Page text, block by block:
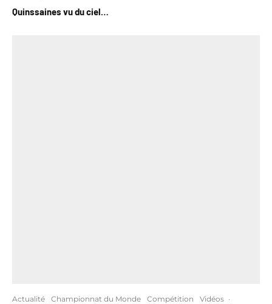
Quinssaines vu du ciel…
Actualité Championnat du Monde Compétition Vidéos ·